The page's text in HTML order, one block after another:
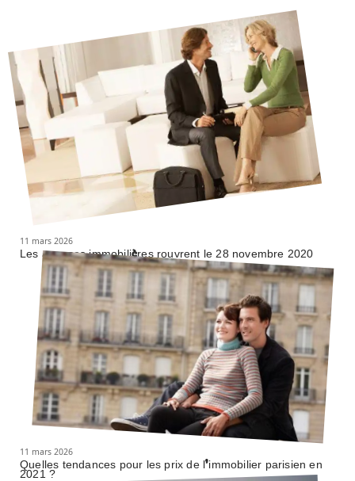
11 mars 2026
Les agences immobilières rouvrent le 28 novembre 2020
11 mars 2026
Quelles tendances pour les prix de l’immobilier parisien en
2021 ?